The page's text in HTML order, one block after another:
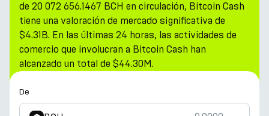
de 20 072 656.1467 BCH en circulación, Bitcoin Cash
tiene una valoración de mercado significativa de
$4.31B. En las últimas 24 horas, las actividades de
comercio que involucran a Bitcoin Cash han
alcanzado un total de $44.30M.
De